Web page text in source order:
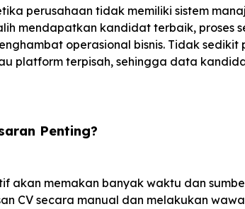
perusahaan tidak memiliki sistem
mendapatkan kandidat terbaik, proses
operasional bisnis. Tidak sedikit
platform terpisah, sehingga data
Penting?
akan memakan banyak waktu dan
CV secara manual dan melakukan